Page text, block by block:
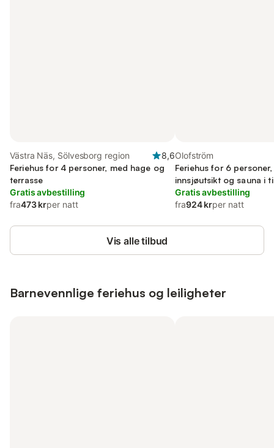
Västra Näs, Sölvesborg region
8,6
Feriehus for 4 personer, med hage og
terrasse
Gratis avbestilling
fra473 krper natt
Olofström
Feriehus for 6
innsjøutsikt og sauna i
Gratis avbestilling
fra924 krper natt
Vis alle tilbud
Barnevennlige feriehus og leiligheter